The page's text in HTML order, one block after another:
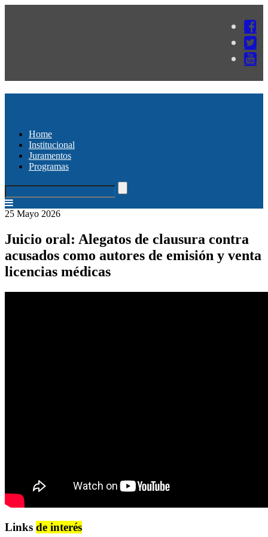
Home
Institucional
Juramentos
Programas
25 Mayo 2026
Juicio oral: Alegatos de clausura contra
acusados como autores de emisión y venta
licencias médicas
Links de interés